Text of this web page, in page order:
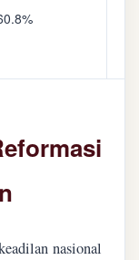
nasional